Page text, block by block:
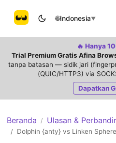
🌐Indonesia▼
🔥 Hanya
Trial Premium Gratis Afina
tanpa batasan — sidik jari
(QUIC/HTTP3) via
Dapatkan
Beranda / Ulasan &
/ Dolphin {anty} vs Linken